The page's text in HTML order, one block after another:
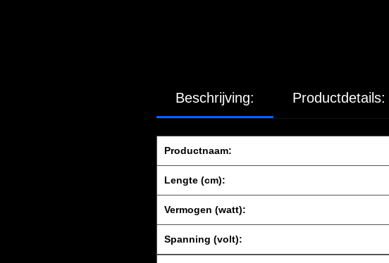
Beschrijving: Productdetails:
Productnaam:
Lengte (cm):
Vermogen (watt):
Spanning (volt):